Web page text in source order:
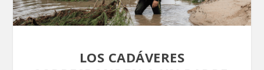
LOS CADÁVERES